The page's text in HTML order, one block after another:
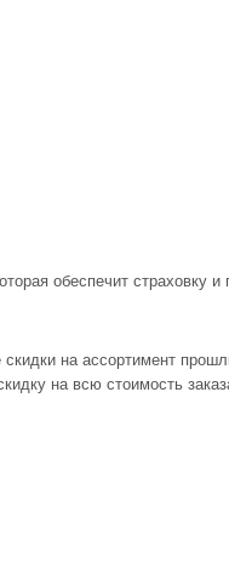
обеспечит страховку и
на ассортимент
на всю стоимость